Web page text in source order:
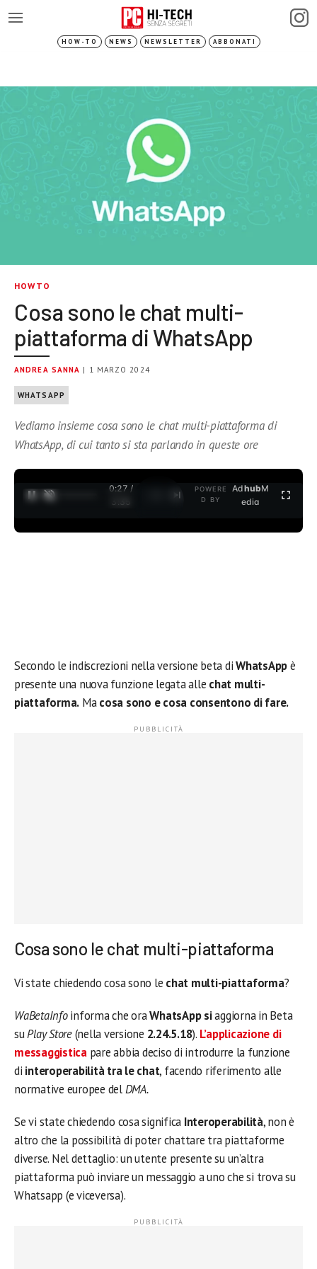
HOW-TO NEWS NEWSLETTER ABBONATI
HOWTO
Cosa sono le chat multi-
piattaforma di WhatsApp
ANDREA SANNA | 1 MARZO 2024
WHATSAPP
Vediamo insieme cosa sono le chat multi-piattaforma di
WhatsApp, di cui tanto si sta parlando in queste ore
0:27 /
3:35
POWERE
D BY
AdhubM
edia
Secondo le indiscrezioni nella versione beta diWhatsAppè
presente una nuova funzione legata alle chat multi-
piattaforma. Macosa sono e cosa consentono di fare.
Cosa sono le chat multi-piattaforma
Vi state chiedendo cosa sono le chat multi-piattaforma?
WaBetaInfoinforma che oraWhatsApp siaggiorna in Beta
suPlay Store(nella versione 2.24.5.18). L’applicazione di
messaggisticapare abbia deciso di introdurre la funzione
di interoperabilità tra le chat, facendo riferimento alle
normative europee delDMA.
Se vi state chiedendo cosa significa Interoperabilità, non è
altro che la possibilità di poter chattare tra piattaforme
diverse. Nel dettaglio: un utente presente su un’altra
piattaforma può inviare un messaggio a uno che si trova su
Whatsapp (e viceversa).